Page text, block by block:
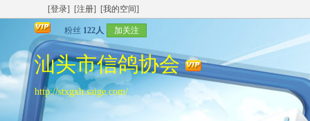
[登录] [注册] [我的空间]
粉丝 122人 加关注
汕头市信鸽协会
http://stxgxh.saige.com/